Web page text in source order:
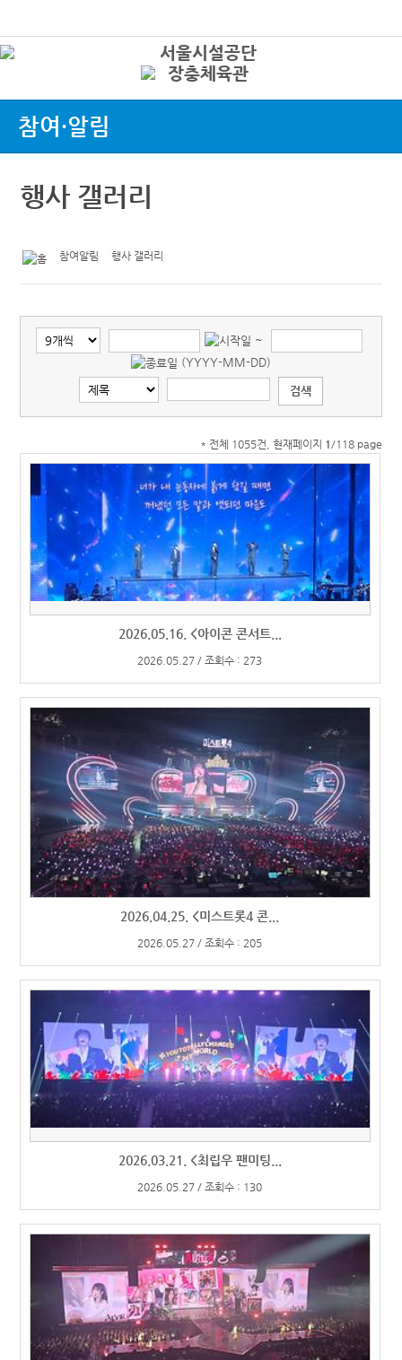
참여·알림
행사 갤러리
참여알림 행사 갤러리
~
(YYYY-MM-DD)
* 전체 1055건, 현재페이지 1 /118 page
2026.05.16. <아이콘 콘서트...
2026.05.27 / 조회수 : 273
2026.04.25. <미스트롯4 콘...
2026.05.27 / 조회수 : 205
2026.03.21. <최립우 팬미팅...
2026.05.27 / 조회수 : 130